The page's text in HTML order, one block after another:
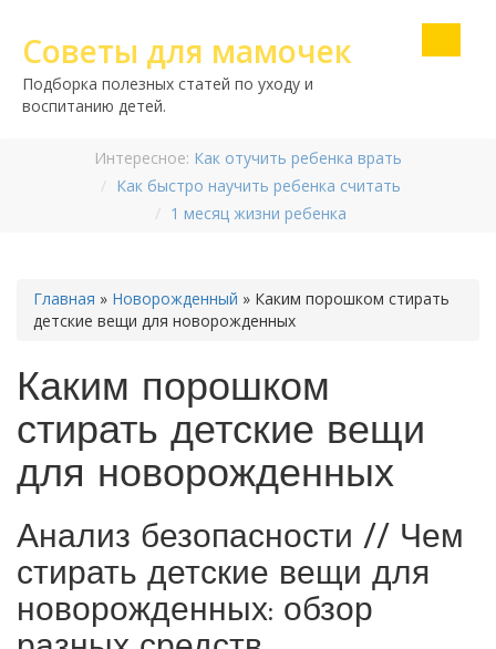
Советы для мамочек
Подборка полезных статей по уходу и
воспитанию детей.
Интересное: Как отучить ребенка врать
Как быстро научить ребенка считать
1 месяц жизни ребенка
Главная » Новорожденный » Каким порошком стирать
детские вещи для новорожденных
Каким порошком
стирать детские вещи
для новорожденных
Анализ безопасности // Чем
стирать детские вещи для
новорожденных: обзор